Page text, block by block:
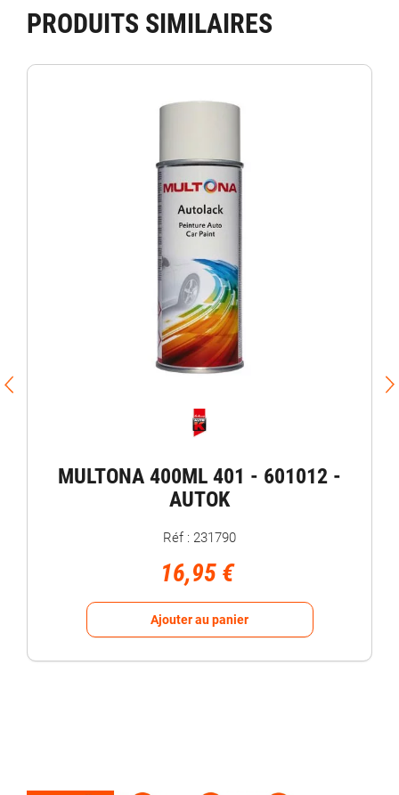
PRODUITS SIMILAIRES
MULTONA 400ML 401 - 601012 -
AUTOK
Réf : 231790
16,95 €
Ajouter au panier